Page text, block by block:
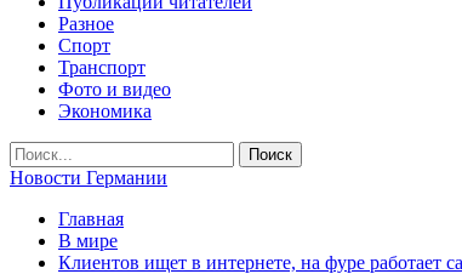
Разное
Спорт
Транспорт
Фото и видео
Экономика
Новости Германии
Главная
В мире
Клиентов ищет в интернете, на фуре работает